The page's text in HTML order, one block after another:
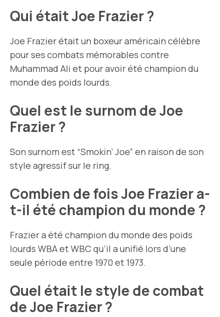
Qui était Joe Frazier ?
Joe Frazier était un boxeur américain célèbre
pour ses combats mémorables contre
Muhammad Ali et pour avoir été champion du
monde des poids lourds.
Quel est le surnom de Joe
Frazier ?
Son surnom est “Smokin’ Joe” en raison de son
style agressif sur le ring.
Combien de fois Joe Frazier a-
t-il été champion du monde ?
Frazier a été champion du monde des poids
lourds WBA et WBC qu’il a unifié lors d’une
seule période entre 1970 et 1973.
Quel était le style de combat
de Joe Frazier ?